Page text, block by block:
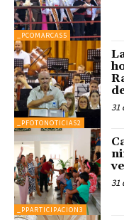
_PCOMARCAS5
_PFOTONOTICIAS2
31
_PPARTICIPACION3
31